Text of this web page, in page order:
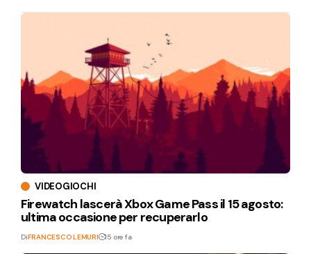
VIDEOGIOCHI
Firewatch lascerà Xbox Game Pass il 15 agosto:
ultima occasione per recuperarlo
DiFRANCESCO LEMURI 15 ore fa